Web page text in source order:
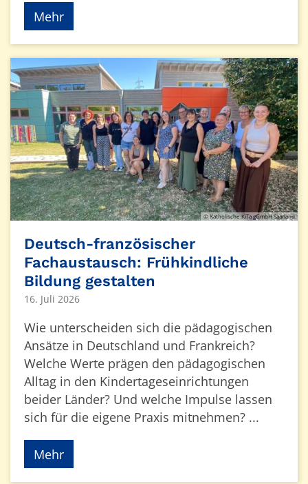
Mehr
© Katholische KiTa gGmbH Saarland
Deutsch-französischer
Fachaustausch: Frühkindliche
Bildung gestalten
16. Juli 2026
Wie unterscheiden sich die pädagogischen
Ansätze in Deutschland und Frankreich?
Welche Werte prägen den pädagogischen
Alltag in den Kindertageseinrichtungen
beider Länder? Und welche Impulse lassen
sich für die eigene Praxis mitnehmen? ...
Mehr